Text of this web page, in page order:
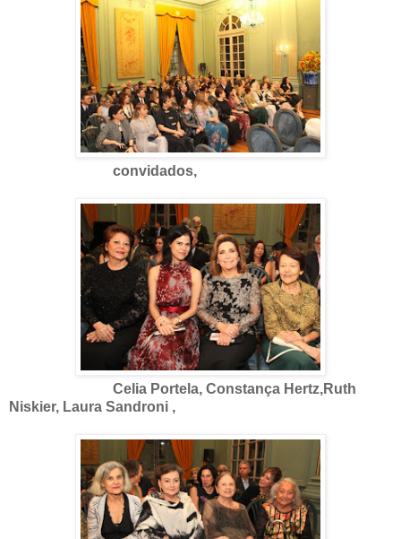
convidados,
Celia Portela, Constança Hertz,Ruth
Niskier, Laura Sandroni ,